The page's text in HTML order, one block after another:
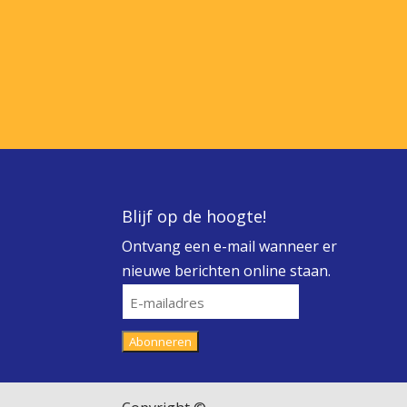
Blijf op de hoogte!
Ontvang een e-mail wanneer er
nieuwe berichten online staan.
E-
mailadres
Abonneren